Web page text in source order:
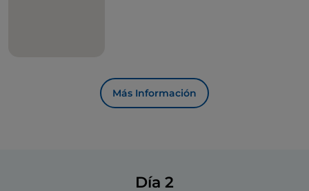
Más Información
Día 2